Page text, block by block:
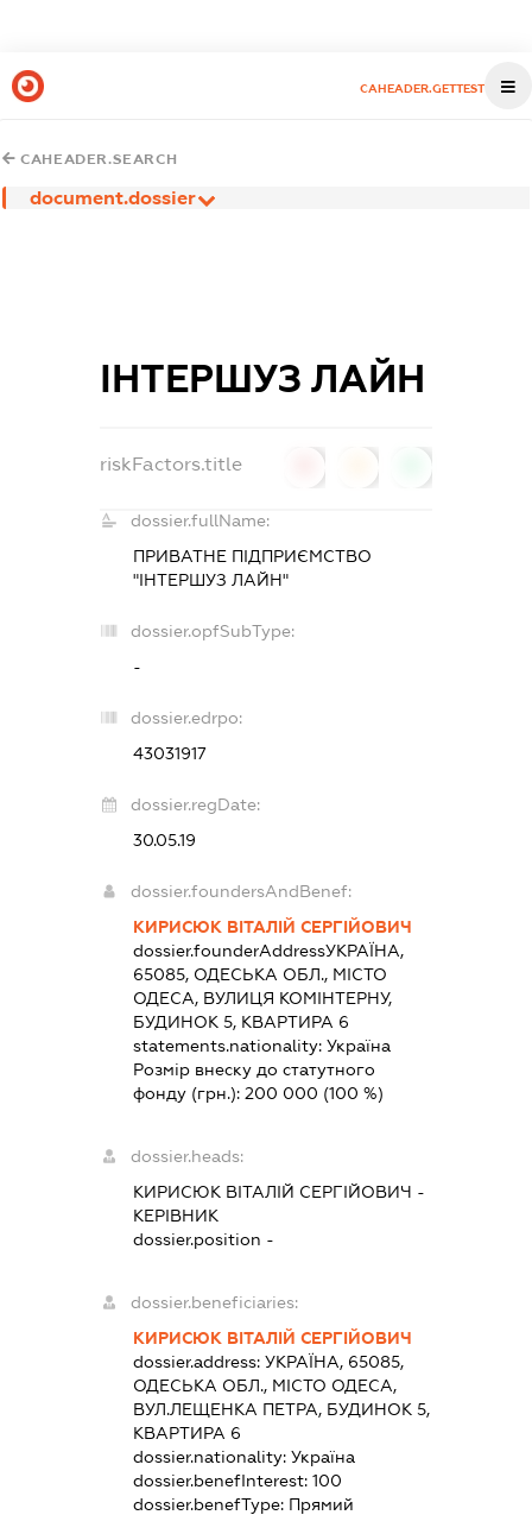
CAHEADER.GETTEST
CAHEADER.SEARCH
document.dossier
ІНТЕРШУЗ ЛАЙН
riskFactors.title
dossier.fullName:
ПРИВАТНЕ ПІДПРИЄМСТВО
"ІНТЕРШУЗ ЛАЙН"
dossier.opfSubType:
-
dossier.edrpo:
43031917
dossier.regDate:
30.05.19
dossier.foundersAndBenef:
КИРИСЮК ВІТАЛІЙ СЕРГІЙОВИЧ
dossier.founderAddressУКРАЇНА,
65085, ОДЕСЬКА ОБЛ., МІСТО
ОДЕСА, ВУЛИЦЯ КОМІНТЕРНУ,
БУДИНОК 5, КВАРТИРА 6
statements.nationality: Україна
Розмір внеску до статутного
фонду (грн.): 200 000 (100 %)
dossier.heads:
КИРИСЮК ВІТАЛІЙ СЕРГІЙОВИЧ -
КЕРІВНИК
dossier.position -
dossier.beneficiaries:
КИРИСЮК ВІТАЛІЙ СЕРГІЙОВИЧ
dossier.address: УКРАЇНА, 65085,
ОДЕСЬКА ОБЛ., МІСТО ОДЕСА,
ВУЛ.ЛЕЩЕНКА ПЕТРА, БУДИНОК 5,
КВАРТИРА 6
dossier.nationality: Україна
dossier.benefInterest: 100
dossier.benefType: Прямий